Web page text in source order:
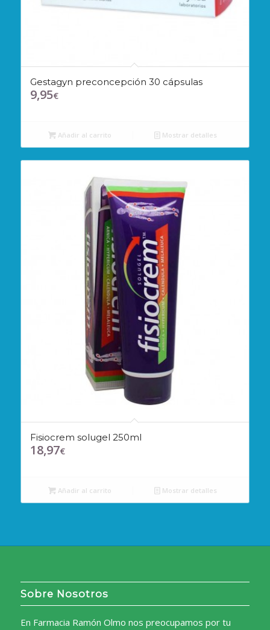
Gestagyn preconcepción 30 cápsulas
9,95€
Añadir al carrito Mostrar detalles
Fisiocrem solugel 250ml
18,97€
Añadir al carrito Mostrar detalles
Sobre Nosotros
En Farmacia Ramón Olmo nos preocupamos por tu